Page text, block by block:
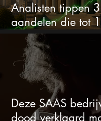
Analisten tippen
aandelen die tot
stijgen
Deze SAAS
dood verklaard